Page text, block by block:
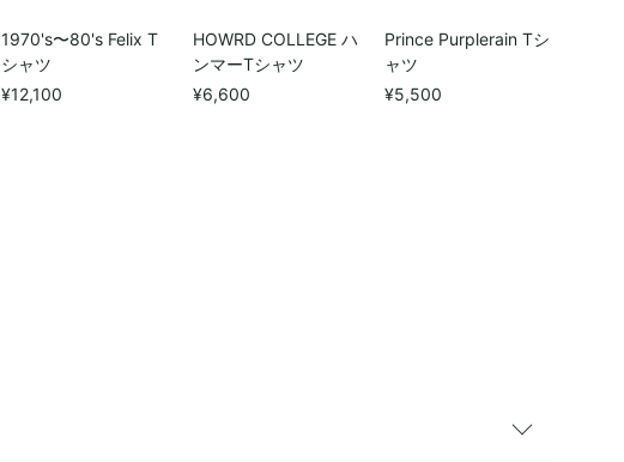
1970's〜80's Felix T
シャツ
¥12,100
HOWRD COLLEGE ハ
ンマーTシャツ
¥6,600
Prince Purplerain Tシ
ャツ
¥5,500